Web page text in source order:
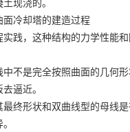
冷却塔的建造过程
，这种结构的力学性能和
是完全按照曲面的几何形
逼近。
形状和双曲线型的母线是